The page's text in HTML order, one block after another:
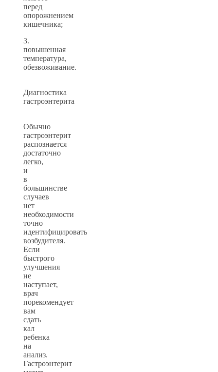
перед
опорожнением
кишечника;
3.
повышенная
температура,
обезвоживание.
Диагностика
гастроэнтерита
Обычно
гастроэнтерит
распознается
достаточно
легко,
и
в
большинстве
случаев
нет
необходимости
точно
идентифицировать
возбудителя.
Если
быстрого
улучшения
не
наступает,
врач
порекомендует
вам
сдать
кал
ребенка
на
анализ.
Гастроэнтерит